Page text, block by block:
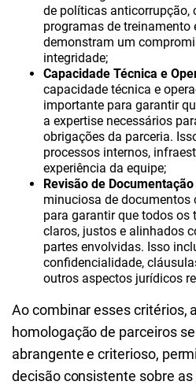
de políticas anticorrupção,
programas de treinamento
demonstram um
integridade;
Capacidade Técnica e
capacidade técnica e
importante para garantir
a expertise necessários
obrigações da parceria.
processos internos,
experiência da equipe;
Revisão de
minuciosa de documentos
para garantir que todos os
claros, justos e alinhados
partes envolvidas. Isso
confidencialidade,
outros aspectos jurídicos
Ao combinar esses critérios,
homologação de parceiros
abrangente e criterioso,
decisão consistente sobre